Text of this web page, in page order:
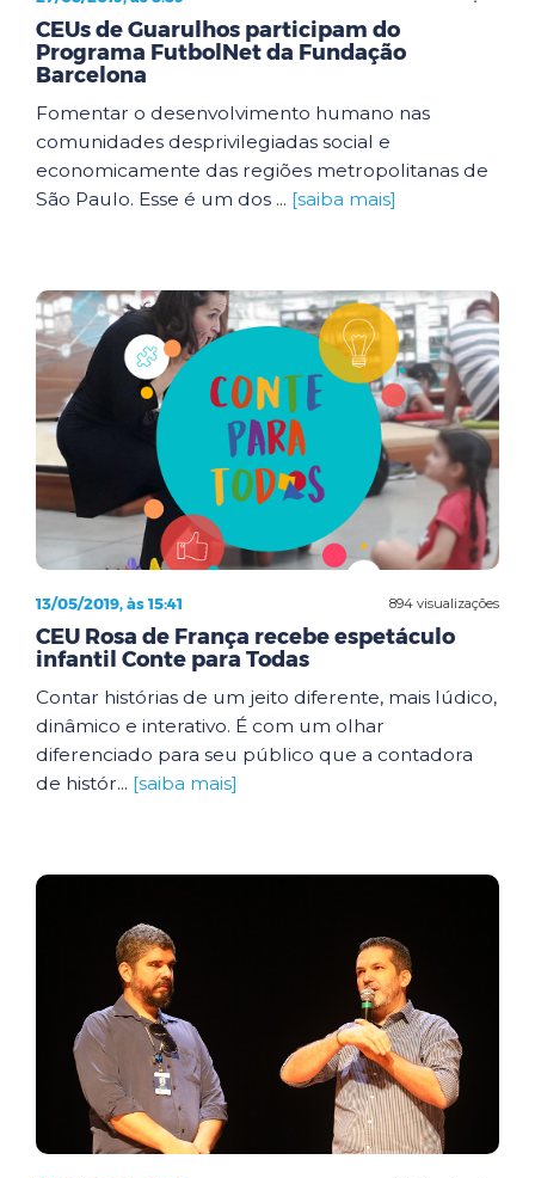
CEUs de Guarulhos participam do
Programa FutbolNet da Fundação
Barcelona
Fomentar o desenvolvimento humano nas
comunidades desprivilegiadas social e
economicamente das regiões metropolitanas de
São Paulo. Esse é um dos ... [saiba mais]
894 visualizações
13/05/2019, às 15:41
CEU Rosa de França recebe espetáculo
infantil Conte para Todas
Contar histórias de um jeito diferente, mais lúdico,
dinâmico e interativo. É com um olhar
diferenciado para seu público que a contadora
de histór... [saiba mais]